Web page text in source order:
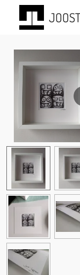
direct
naar